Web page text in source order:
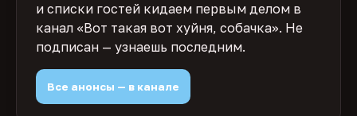
и списки гостей кидаем первым делом в
канал «Вот такая вот хуйня, собачка». Не
подписан — узнаешь последним.
Все анонсы — в канале